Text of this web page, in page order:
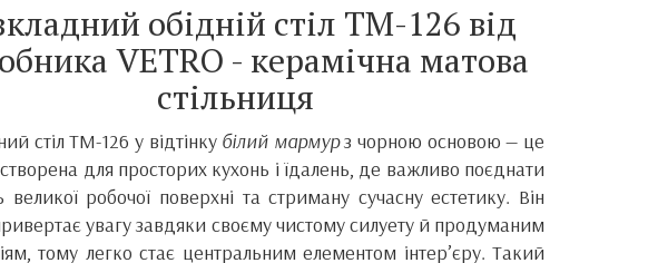
обідній стіл ТМ-126 від
VETRO - керамічна матова
стільниця
стіл TM-126 у відтінку білий мармурз чорною основою — це
для просторих кухонь і їдалень, де важливо поєднати
великої робочої поверхні та стриману сучасну естетику. Він
увагу завдяки своєму чистому силуету й продуманим
тому легко стає центральним елементом інтер’єру. Такий